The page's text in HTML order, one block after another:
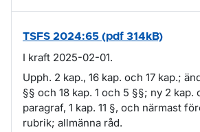
TSFS 2024:65 (pdf 314kB)
I kraft 2025-02-01.
Upph. 2 kap., 16 kap. och 17 kap.;
§§ och 18 kap. 1 och 5 §§; ny 2 kap.
paragraf, 1 kap. 11 §, och närmast
rubrik; allmänna råd.